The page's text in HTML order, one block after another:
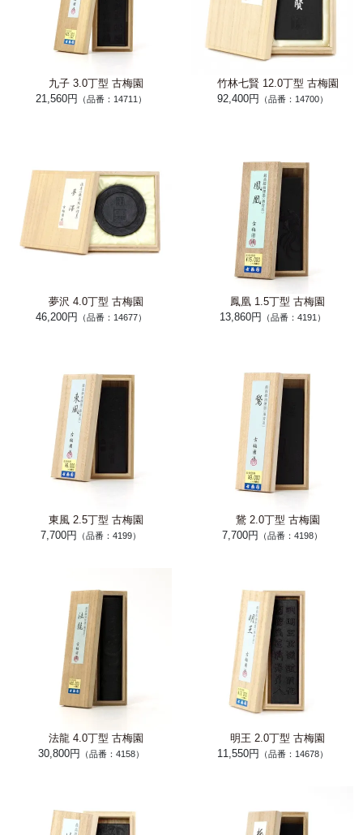
九子 3.0丁型 古梅園
21,560円
（品番：14711）
竹林七賢 12.0丁型 古梅園
92,400円
（品番：14700）
夢沢 4.0丁型 古梅園
46,200円
（品番：14677）
鳳凰 1.5丁型 古梅園
13,860円
（品番：4191）
東風 2.5丁型 古梅園
7,700円
（品番：4199）
鵞 2.0丁型 古梅園
7,700円
（品番：4198）
法龍 4.0丁型 古梅園
30,800円
（品番：4158）
明王 2.0丁型 古梅園
11,550円
（品番：14678）